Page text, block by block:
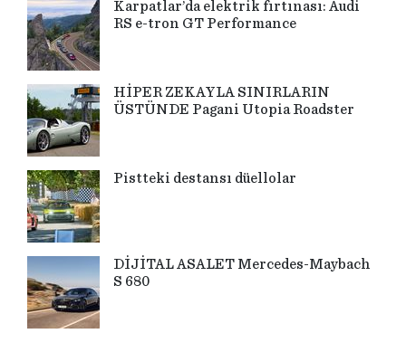
Karpatlar’da elektrik fırtınası: Audi
RS e-tron GT Performance
HİPER ZEKAYLA SINIRLARIN
ÜSTÜNDE Pagani Utopia Roadster
Pistteki destansı düellolar
DİJİTAL ASALET Mercedes-Maybach
S 680